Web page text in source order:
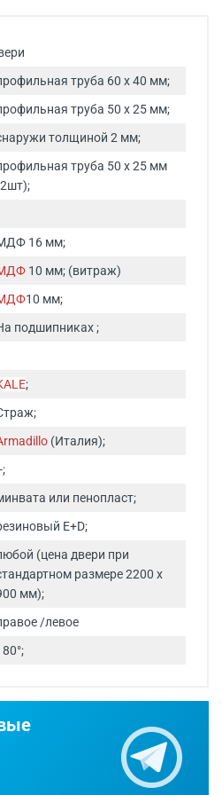
труба 60 х 40 мм;
труба 50 х 25 мм;
толщиной 2 мм;
труба 50 х 25 мм
16 мм;
10 мм; (витраж)
10 мм;
подшипниках ;
;
(Италия);
;
или пенопласт;
E+D;
(цена двери при
размере 2200 х
мм);
/левое